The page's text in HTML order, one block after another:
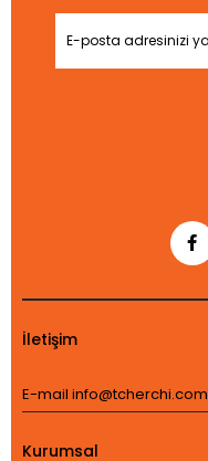
İletişim
E-mail info@tcherchi.com
Kurumsal